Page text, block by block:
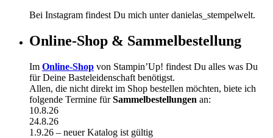
Bei Instagram findest Du mich unter danielas_stempelwelt.
Online-Shop & Sammelbestellung
Im Online-Shop von Stampin’Up! findest Du alles was Du
für Deine Basteleidenschaft benötigst.
Allen, die nicht direkt im Shop bestellen möchten, biete ich
folgende Termine fürSammelbestellungen an:
10.8.26
24.8.26
1.9.26 – neuer Katalog ist gültig